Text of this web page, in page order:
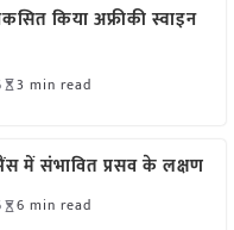
किया अफ्रीकी स्वाइन
3 min read
में संभावित प्रसव के लक्षण
6 min read